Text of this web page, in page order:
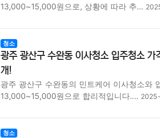
13,000~15,000원으로, 상황에 따라 추…
청소
광주 광산구 수완동 이사청소 입주청소
개!
광주 광산구 수완동의 민트케어 이사청소와
13,000~15,000원으로 합리적입니다.…
청소